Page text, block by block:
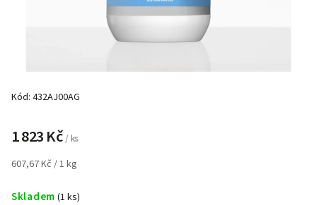
Kód: 432AJ00AG
1 823 Kč/ ks
607,67 Kč / 1 kg
Skladem (1 ks)